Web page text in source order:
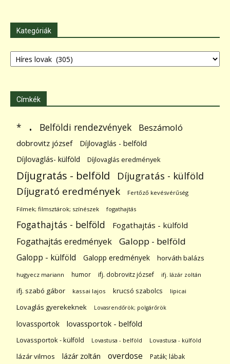
Kategóriák
Kategóriák
Címkék
* . Belföldi rendezvények Beszámoló
dobrovitz józsef
Díjlovaglás - belföld
Díjlovaglás- külföld
Díjlovaglás eredmények
Díjugratás - belföld Díjugratás - külföld
Díjugrató eredmények Fertőző kevésvérűség
Filmek; filmsztárok; színészek fogathajtás
Fogathajtás - belföld Fogathajtás - külföld
Fogathajtás eredmények Galopp - belföld
Galopp - külföld Galopp eredmények horváth balázs
hugyecz mariann humor ifj. dobrovitz józsef ifj. lázár zoltán
ifj. szabó gábor kassai lajos krucsó szabolcs lipicai
Lovaglás gyerekeknek Lovasrendőrök; polgárőrök
lovassportok lovassportok - belföld
Lovassportok - külföld Lovastusa - belföld Lovastusa - külföld
lázár vilmos lázár zoltán overdose Paták; lábak